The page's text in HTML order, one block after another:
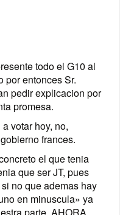
todo el G10 al
por entonces Sr.
pedir explicacion por
promesa.
votar hoy, no,
frances.
el que tenia
que ser JT, pues
no que ademas hay
en minuscula» ya